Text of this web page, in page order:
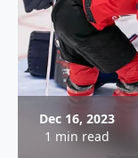
Dec 16, 2023
1 min read